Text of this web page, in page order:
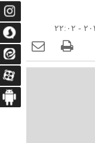
کراچی